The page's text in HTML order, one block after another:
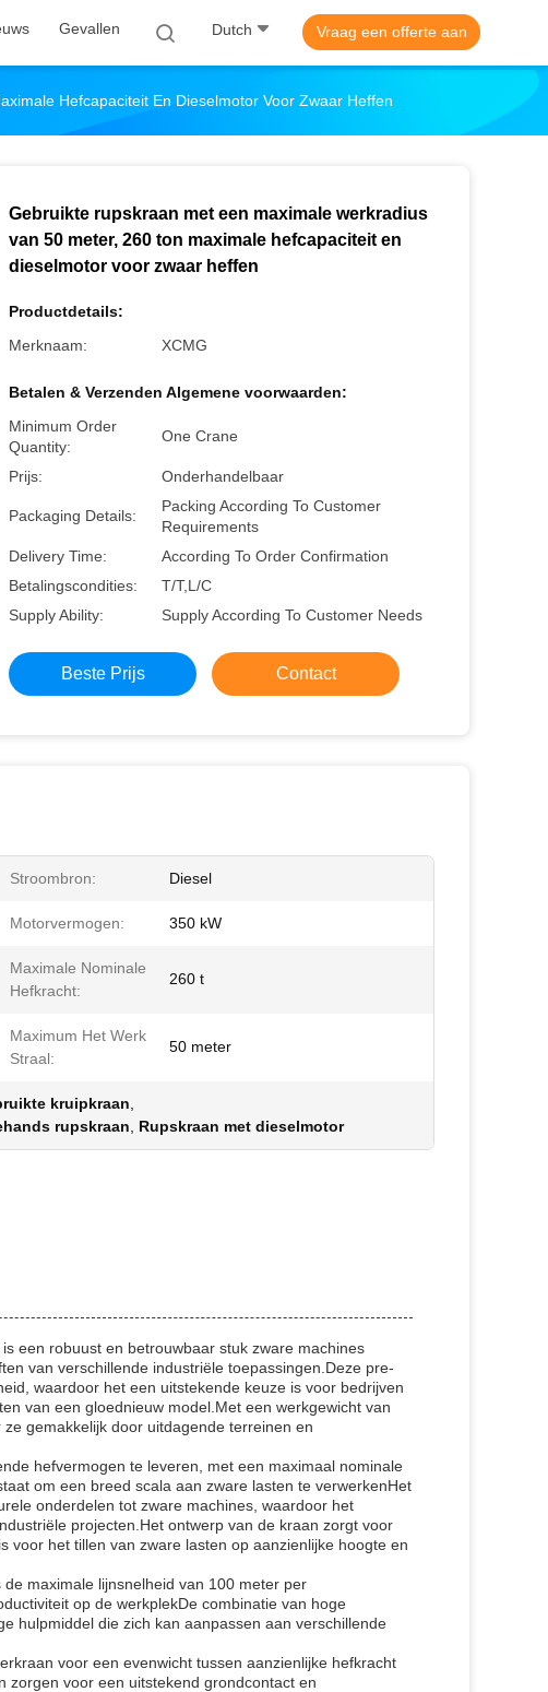
Gevallen Dutch Vraag een offerte aan
Hefcapaciteit En Dieselmotor Voor Zwaar Heffen
Gebruikte rupskraan met een maximale werkradius
van 50 meter, 260 ton maximale hefcapaciteit en
dieselmotor voor zwaar heffen
Productdetails:
Merknaam:
XCMG
Betalen & Verzenden Algemene voorwaarden:
Minimum Order
Quantity:
One Crane
Prijs: Onderhandelbaar
Packaging Details:
Packing According To Customer
Requirements
Delivery Time:
According To Order Confirmation
Betalingscondities:
T/T,L/C
Supply Ability:
Supply According To Customer Needs
Beste Prijs Contact
Stroombron: Diesel
Motorvermogen: 350 kW
Maximale Nominale
Hefkracht:
260 t
Maximum Het Werk
Straal:
50 meter
kruipkraan
rupskraan
Rupskraan met dieselmotor
een robuust en betrouwbaar stuk zware machines
van verschillende industriële toepassingen.Deze pre-
waardoor het een uitstekende keuze is voor bedrijven
van een gloednieuw model.Met een werkgewicht van
gemakkelijk door uitdagende terreinen en
hefvermogen te leveren, met een maximaal nominale
om een breed scala aan zware lasten te verwerkenHet
onderdelen tot zware machines, waardoor het
projecten.Het ontwerp van de kraan zorgt voor
voor het tillen van zware lasten op aanzienlijke hoogte en
maximale lijnsnelheid van 100 meter per
op de werkplekDe combinatie van hoge
hulpmiddel die zich kan aanpassen aan verschillende
voor een evenwicht tussen aanzienlijke hefkracht
zorgen voor een uitstekend grondcontact en